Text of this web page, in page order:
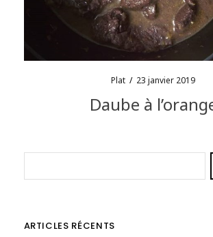
Plat / 23 janvier 2019
Daube à
ARTICLES RÉCENTS